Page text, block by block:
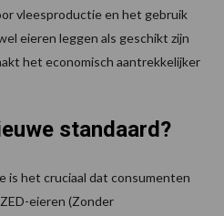
vleesproductie en het gebruik
eieren leggen als geschikt zijn
het economisch aantrekkelijker
standaard?
is het cruciaal dat consumenten
eieren (Zonder